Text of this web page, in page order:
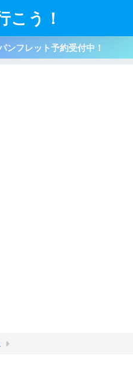
こう！
ンフレット予約受付中！